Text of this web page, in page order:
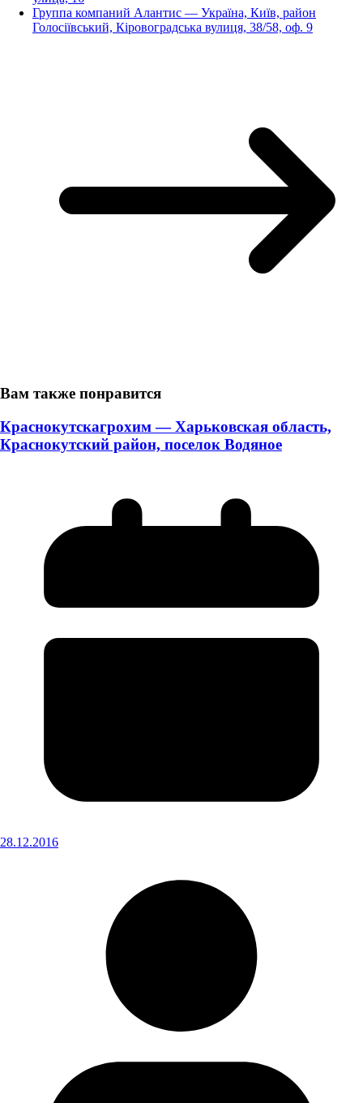
Группа компаний Алантис — Україна, Київ, район
Голосіївський, Кіровоградська вулиця, 38/58, оф. 9
Вам также понравится
Краснокутскагрохим — Харьковская область,
Краснокутский район, поселок Водяное
28.12.2016